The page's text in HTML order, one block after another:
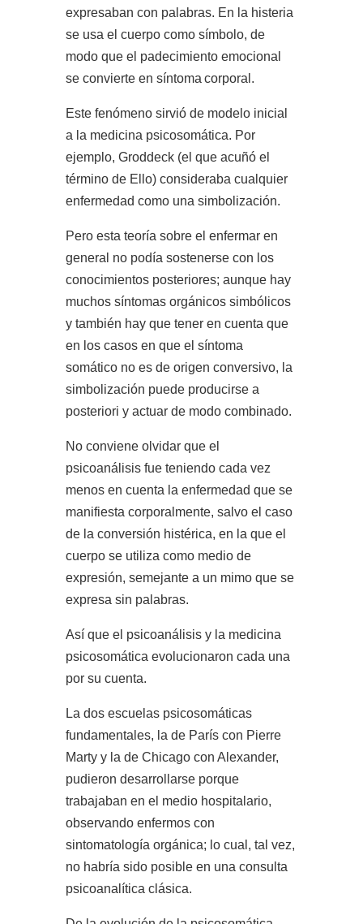
expresaban con palabras. En la histeria
se usa el cuerpo como símbolo, de
modo que el padecimiento emocional
se convierte en síntoma corporal.
Este fenómeno sirvió de modelo inicial
a la medicina psicosomática. Por
ejemplo, Groddeck (el que acuñó el
término de Ello) consideraba cualquier
enfermedad como una simbolización.
Pero esta teoría sobre el enfermar en
general no podía sostenerse con los
conocimientos posteriores; aunque hay
muchos síntomas orgánicos simbólicos
y también hay que tener en cuenta que
en los casos en que el síntoma
somático no es de origen conversivo, la
simbolización puede producirse a
posteriori y actuar de modo combinado.
No conviene olvidar que el
psicoanálisis fue teniendo cada vez
menos en cuenta la enfermedad que se
manifiesta corporalmente, salvo el caso
de la conversión histérica, en la que el
cuerpo se utiliza como medio de
expresión, semejante a un mimo que se
expresa sin palabras.
Así que el psicoanálisis y la medicina
psicosomática evolucionaron cada una
por su cuenta.
La dos escuelas psicosomáticas
fundamentales, la de París con Pierre
Marty y la de Chicago con Alexander,
pudieron desarrollarse porque
trabajaban en el medio hospitalario,
observando enfermos con
sintomatología orgánica; lo cual, tal vez,
no habría sido posible en una consulta
psicoanalítica clásica.